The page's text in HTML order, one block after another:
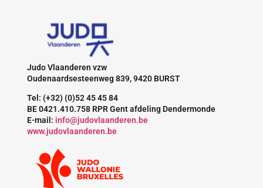
Judo Vlaanderen vzw
Oudenaardsesteenweg 839, 9420 BURST
Tel: (+32) (0)52 45 45 84
BE 0421.410.758 RPR Gent afdeling Dendermonde
E-mail: info@judovlaanderen.be
www.judovlaanderen.be